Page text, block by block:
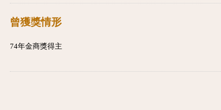
曾獲獎情形
74年金商獎得主